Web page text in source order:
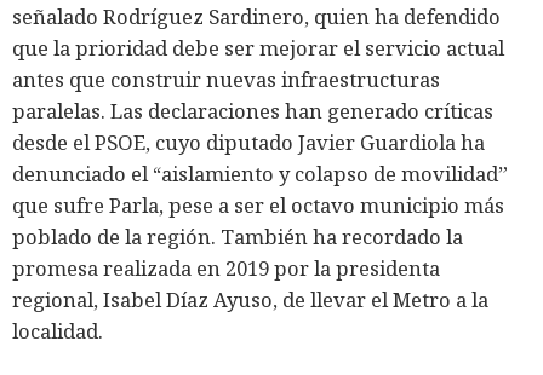
señalado Rodríguez Sardinero, quien ha defendido
que la prioridad debe ser mejorar el servicio actual
antes que construir nuevas infraestructuras
paralelas. Las declaraciones han generado críticas
desde el PSOE, cuyo diputado Javier Guardiola ha
denunciado el “aislamiento y colapso de movilidad”
que sufre Parla, pese a ser el octavo municipio más
poblado de la región. También ha recordado la
promesa realizada en 2019 por la presidenta
regional, Isabel Díaz Ayuso, de llevar el Metro a la
localidad.